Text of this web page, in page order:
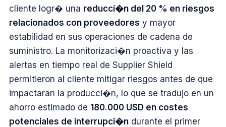
cliente logr� una reducci�n del 20 % en riesgos
relacionados con proveedores y mayor
estabilidad en sus operaciones de cadena de
suministro. La monitorizaci�n proactiva y las
alertas en tiempo real de Supplier Shield
permitieron al cliente mitigar riesgos antes de que
impactaran la producci�n, lo que se tradujo en un
ahorro estimado de 180.000 USD en costes
potenciales de interrupci�n durante el primer